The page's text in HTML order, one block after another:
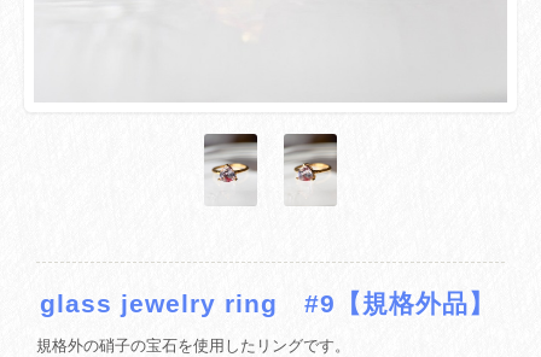
glass jewelry ring #9【規格外品】
規格外の硝子の宝石を使用したリングです。